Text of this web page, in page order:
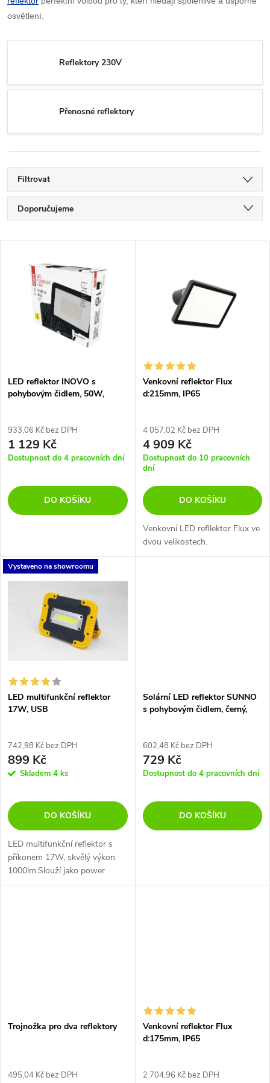
osvětlení.
Reflektory 230V
Přenosné reflektory
Filtrovat
Ř
a
p
r
o
d
u
t
Doporučujeme
Nejprodávanější
Abecedně
s
p
r
o
d
k
t
LED reflektor INOVO s
pohybovým čidlem, 50W,
933,06 Kč bez DPH
1 129 Kč
Dostupnost do 4 pracovních dní
DO KOŠÍKU
Venkovní reflektor Flux
d:215mm, IP65
4 057,02 Kč bez DPH
4 909 Kč
Dostupnost do 10 pracovních
dní
DO KOŠÍKU
Venkovní LED refllektor Flux ve
dvou velikostech.
Vystaveno na showroomu
LED multifunkční reflektor
17W, USB
742,98 Kč bez DPH
899 Kč
Skladem 4 ks
DO KOŠÍKU
LED multifunkční reflektor s
příkonem 17W, skvělý výkon
1000lm.Slouží jako power
banka.Volba režimu svícení
Solární LED reflektor SUNNO
s pohybovým čidlem, černý,
602,48 Kč bez DPH
729 Kč
Dostupnost do 4 pracovních dní
DO KOŠÍKU
Trojnožka pro dva reflektory
495,04 Kč bez DPH
Venkovní reflektor Flux
d:175mm, IP65
2 704,96 Kč bez DPH